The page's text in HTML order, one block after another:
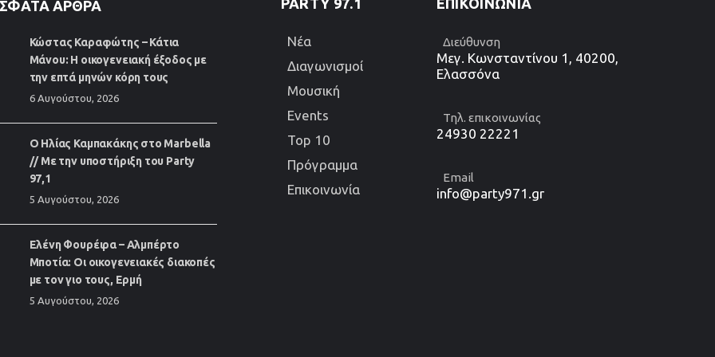
ΆΡΘΡΑ
Κώστας Καραφώτης – Κάτια
Μάνου: Η οικογενειακή έξοδος με
την επτά μηνών κόρη τους
6 Αυγούστου, 2026
Ο Ηλίας Καμπακάκης στο Marbella
// Με την υποστήριξη του Party
97,1
5 Αυγούστου, 2026
Ελένη Φουρέιρα – Αλμπέρτο
Μποτία: Οι οικογενειακές διακοπές
με τον γιο τους, Ερμή
5 Αυγούστου, 2026
PARTY 97.1
Νέα
Διαγωνισμοί
Μουσική
Events
Top 10
Πρόγραμμα
Επικοινωνία
ΕΠΙΚΟΙΝΩΝΊΑ
Διεύθυνση
Μεγ. Κωνσταντίνου 1, 40200,
Ελασσόνα
Τηλ. επικοινωνίας
24930 22221
Email
info@party971.gr